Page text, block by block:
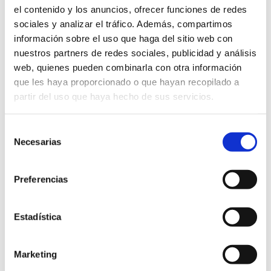
el contenido y los anuncios, ofrecer funciones de redes
sociales y analizar el tráfico. Además, compartimos
información sobre el uso que haga del sitio web con
nuestros partners de redes sociales, publicidad y análisis
web, quienes pueden combinarla con otra información
que les haya proporcionado o que hayan recopilado a
partir del uso que haya hecho de sus servicios.
Necesarias
Preferencias
Estadística
Marketing
Visitas guiadas
Palacio del Gobernador. Castillo de Dénia